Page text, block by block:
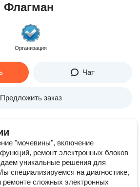
Флагман
Организация
Чат
Предложить заказ
"мочевины", включение
ремонт электронных блоков
уникальные решения для
специализируемся на диагностике,
ремонте сложных электронных